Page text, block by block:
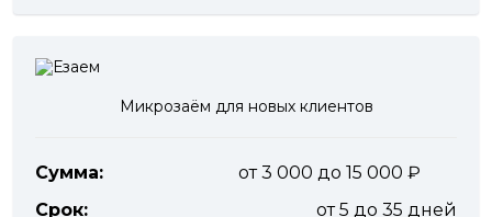
Микрозаём для новых клиентов
Сумма:
от 3 000 до 15 000
Срок:
от 5 до 35 дней